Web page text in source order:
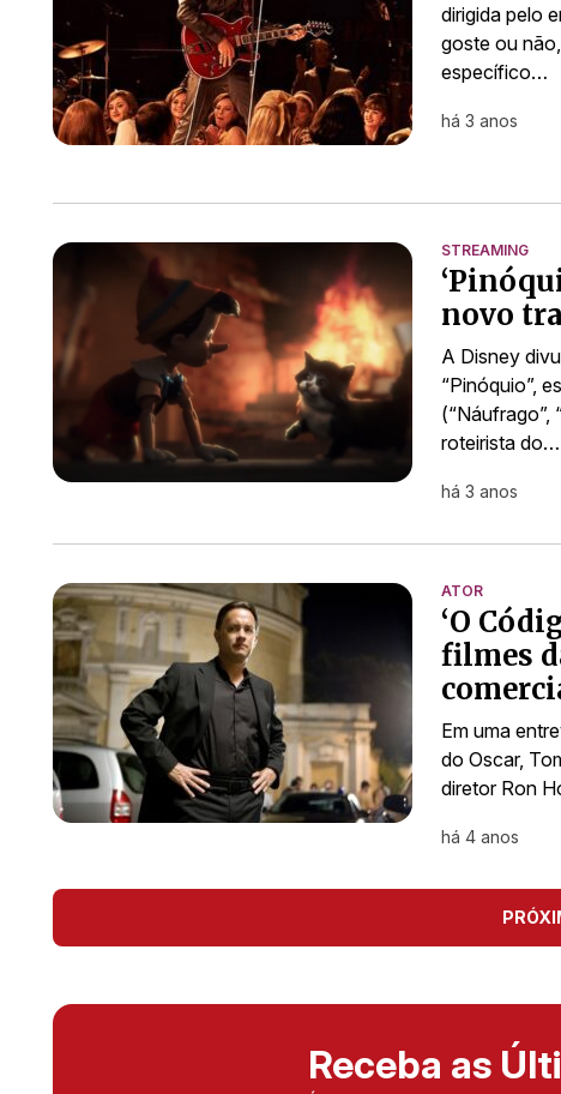
dirigida pelo
goste ou
específico…
há 3 anos
STREAMING
novo
A Disney
“Pinóquio”,
(“Náufrago”,
roteirista do…
há 3 anos
ATOR
‘O
filmes
Em uma
do Oscar,
diretor Ron
há 4 anos
Receba as